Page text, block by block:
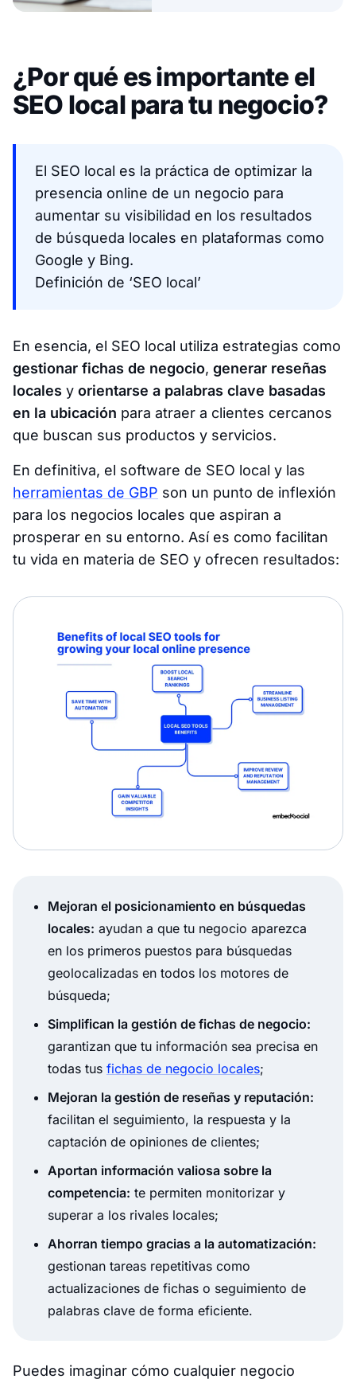
¿Por qué es importante el
SEO local para tu negocio?
El SEO local es la práctica de optimizar la
presencia online de un negocio para
aumentar su visibilidad en los resultados
de búsqueda locales en plataformas como
Google y Bing.
Definición de ‘SEO local’
En esencia, el SEO local utiliza estrategias como
gestionar fichas de negocio, generar reseñas
locales y orientarse a palabras clave basadas
en la ubicación para atraer a clientes cercanos
que buscan sus productos y servicios.
En definitiva, el software de SEO local y las
herramientas de GBP son un punto de inflexión
para los negocios locales que aspiran a
prosperar en su entorno. Así es como facilitan
tu vida en materia de SEO y ofrecen resultados:
Mejoran el posicionamiento en búsquedas
locales: ayudan a que tu negocio aparezca
en los primeros puestos para búsquedas
geolocalizadas en todos los motores de
búsqueda;
Simplifican la gestión de fichas de negocio:
garantizan que tu información sea precisa en
todas tus fichas de negocio locales;
Mejoran la gestión de reseñas y reputación:
facilitan el seguimiento, la respuesta y la
captación de opiniones de clientes;
Aportan información valiosa sobre la
competencia: te permiten monitorizar y
superar a los rivales locales;
Ahorran tiempo gracias a la automatización:
gestionan tareas repetitivas como
actualizaciones de fichas o seguimiento de
palabras clave de forma eficiente.
Puedes imaginar cómo cualquier negocio